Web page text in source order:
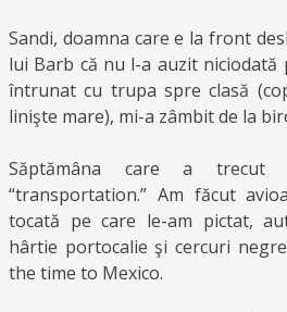
Sandi, doamna care e la front
lui Barb că nu l-a auzit niciodată
întrunat cu trupa spre clasă
linişte mare), mi-a zâmbit de la
Săptămâna care a
“transportation.” Am făcut
tocată pe care le-am pictat,
hârtie portocalie şi cercuri
the time to Mexico.